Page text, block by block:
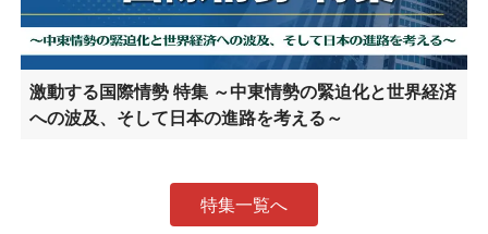
激動する国際情勢 特集 ～中東情勢の緊迫化と世界経済
への波及、そして日本の進路を考える～
特集一覧へ